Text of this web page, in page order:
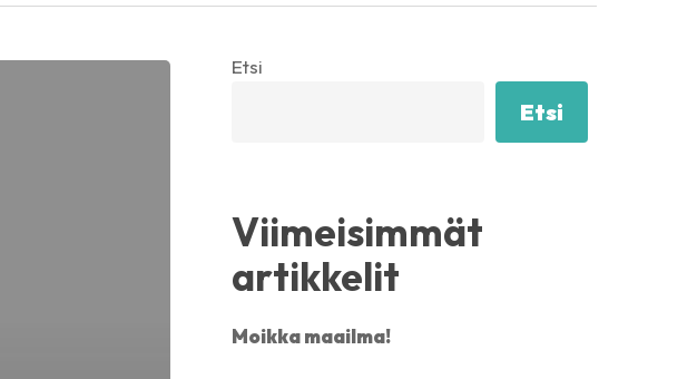
Etsi
Etsi
Viimeisimmät
artikkelit
Moikka maailma!